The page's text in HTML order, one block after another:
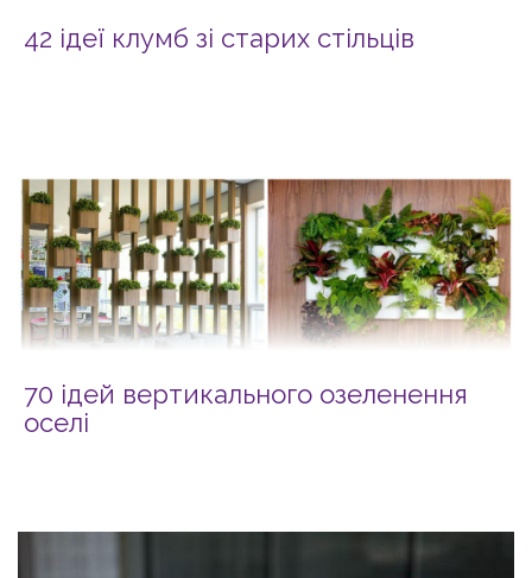
42 ідеї клумб зі старих стільців
70 ідей вертикального озеленення
оселі